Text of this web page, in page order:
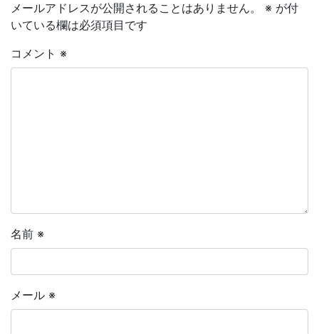
メールアドレスが公開されることはありません。 ※ が付
いている欄は必須項目です
コメント ※
名前 ※
メール ※